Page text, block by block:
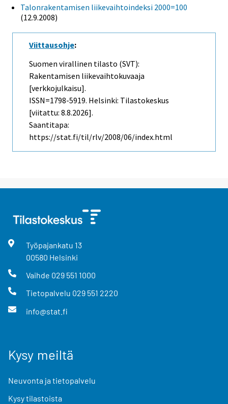
Talonrakentamisen liikevaihtoindeksi 2000=100
(12.9.2008)
Viittausohje:
Suomen virallinen tilasto (SVT):
Rakentamisen liikevaihtokuvaaja
[verkkojulkaisu].
ISSN=1798-5919. Helsinki: Tilastokeskus
[viitattu: 8.8.2026].
Saantitapa:
https://stat.fi/til/rlv/2008/06/index.html
Työpajankatu 13
00580 Helsinki
Vaihde 029 551 1000
Tietopalvelu 029 551 2220
info@stat.fi
Kysy meiltä
Neuvonta ja tietopalvelu
Kysy tilastoista